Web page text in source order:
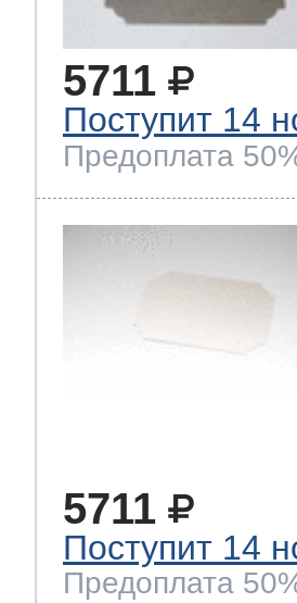
5711
Поступит 14
Предоплата
5711
Поступит 14
Предоплата